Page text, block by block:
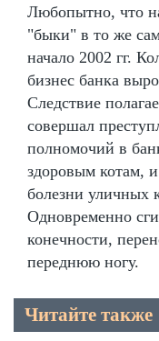
Любопытно, что
"быки" в то же
начало 2002 гг.
бизнес банка
Следствие
совершал
полномочий в
здоровым котам,
болезни уличных
Одновременно
конечности,
переднюю ногу.
Читайте также